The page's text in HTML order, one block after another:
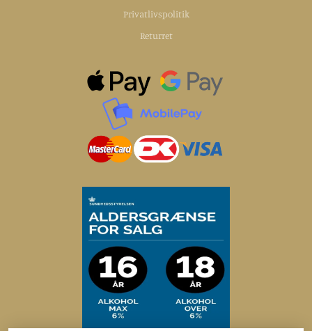
Privatlivspolitik
Returret